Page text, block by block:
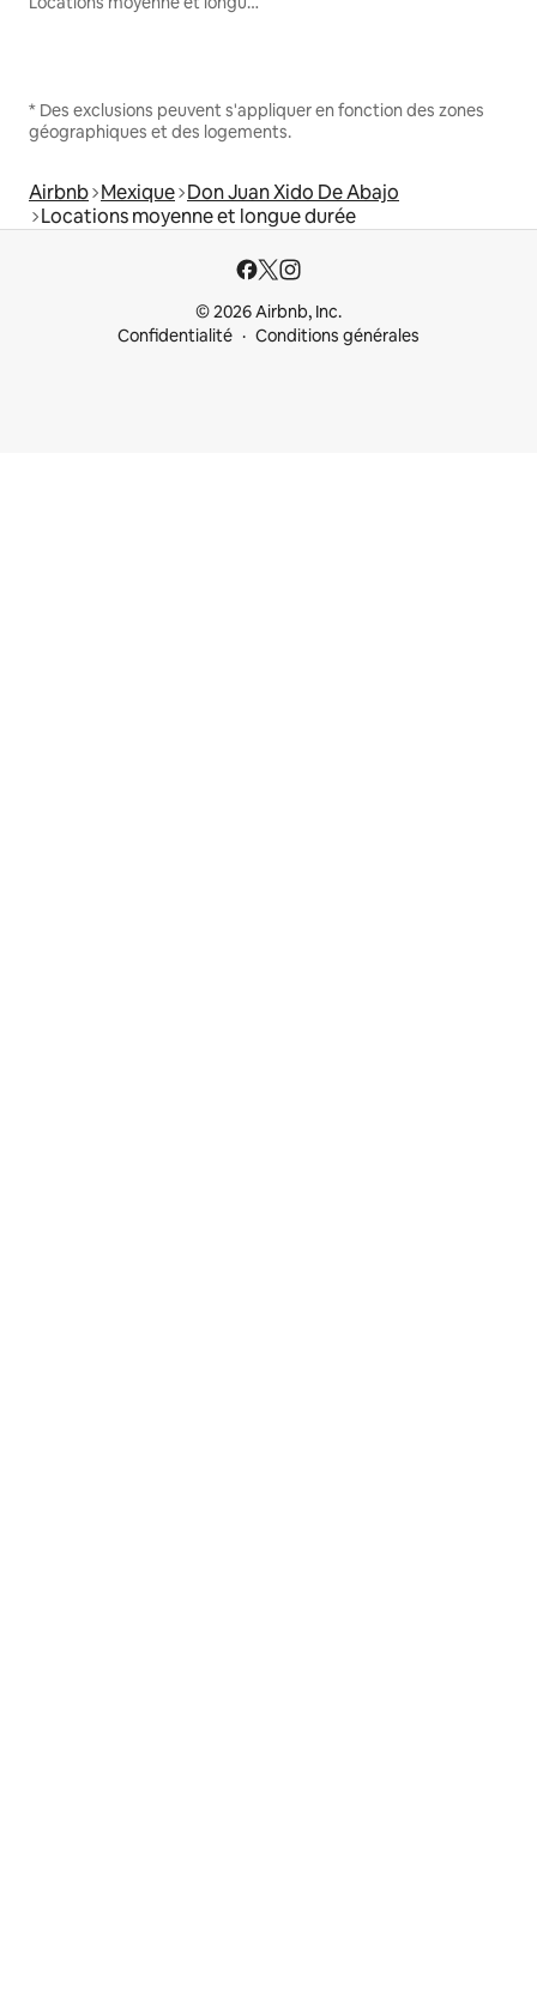
* Des exclusions peuvent s'appliquer en fonction des zones
géographiques et des logements.
Airbnb Mexique Don Juan Xido De Abajo
Locations moyenne et longue durée
© 2026 Airbnb, Inc.
Confidentialité
Conditions générales